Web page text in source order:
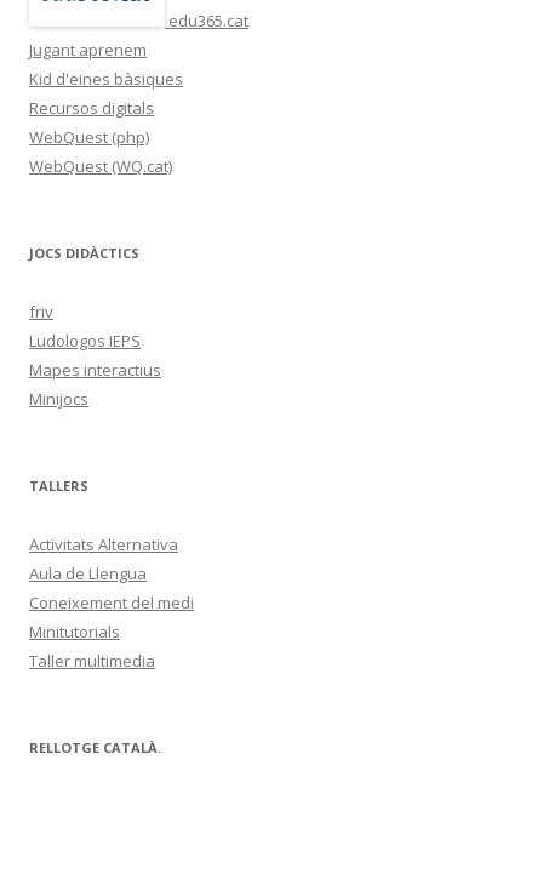
edu365.cat
Jugant aprenem
Kid d'eines bàsiques
Recursos digitals
WebQuest (php)
WebQuest (WQ.cat)
JOCS DIDÀCTICS
friv
Ludologos IEPS
Mapes interactius
Minijocs
TALLERS
Activitats Alternativa
Aula de Llengua
Coneixement del medi
Minitutorials
Taller multimedia
RELLOTGE CATALÀ.